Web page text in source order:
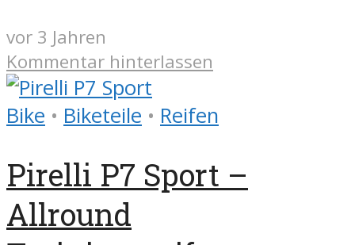
vor 3 Jahren
Kommentar hinterlassen
Bike • Biketeile • Reifen
Pirelli P7 Sport –
Allround